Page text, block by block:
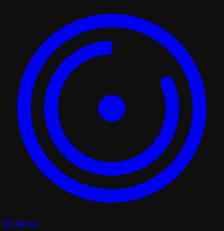
80 240 km